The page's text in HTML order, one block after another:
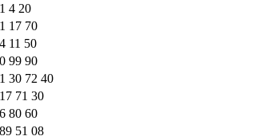
4 20
17 70
11 50
99 90
30 72 40
71 30
80 60
51 08